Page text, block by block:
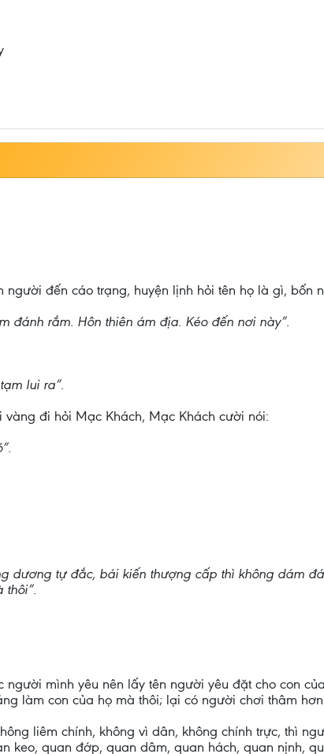
người đến cáo trạng, huyện lịnh hỏi tên họ là gì, bốn
đánh rắm. Hôn thiên ám địa. Kéo đến nơi này”.
lui ra”.
đi hỏi Mạc Khách, Mạc Khách cười nói:
dương tự đắc, bái kiến thượng cấp thì không dám
thôi”.
mình yêu nên lấy tên người yêu đặt cho con
làm con của họ mà thôi; lại có người chơi thâm
liêm chính, không vì dân, không chính trực, thì
keo, quan đớp, quan dâm, quan hách, quan nịnh,